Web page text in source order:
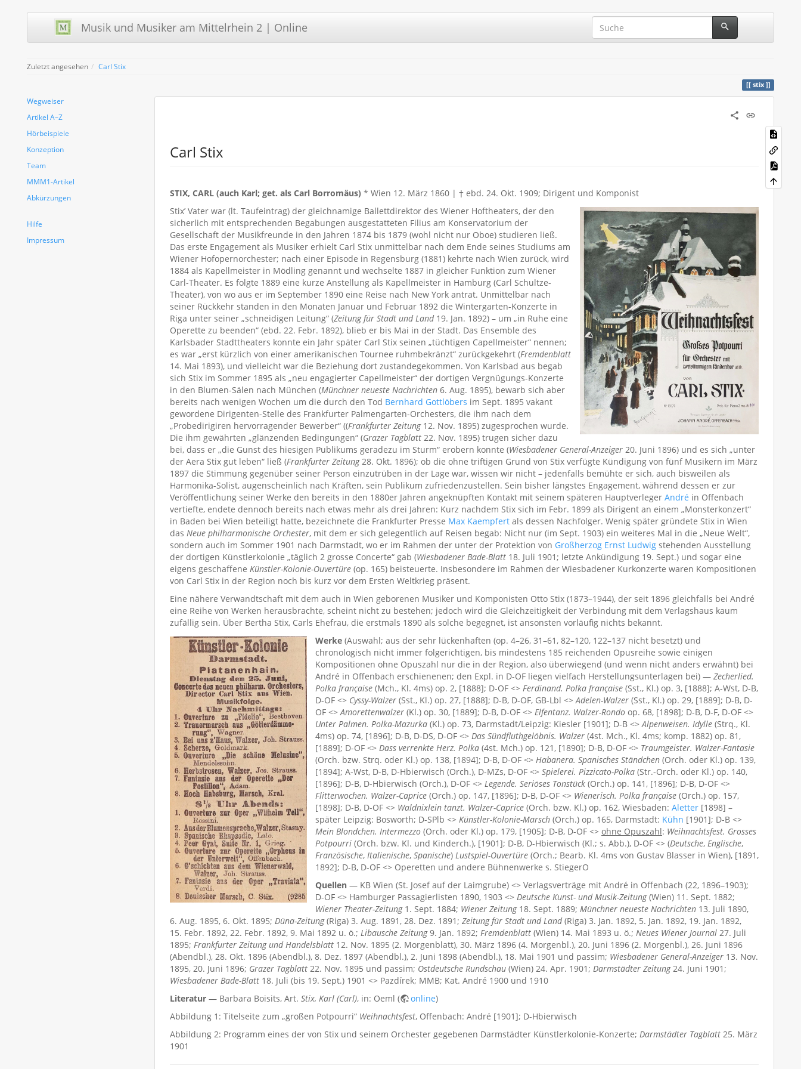
Musik und Musiker am Mittelrhein 2 | Online
Zuletzt angesehen Carl Stix
stix
Wegweiser
Artikel A–Z
Hörbeispiele
Konzeption
Team
MMM1-Artikel
Abkürzungen
Hilfe
Impressum
Carl Stix
STIX, CARL (auch Karl; get. als Carl Borromäus) * Wien 12. März 1860 | † ebd. 24. Okt. 1909; Dirigent und Komponist
Stix’ Vater war (lt. Taufeintrag) der gleichnamige Ballettdirektor des Wiener Hoftheaters, der den
sicherlich mit entsprechenden Begabungen ausgestatteten Filius am Konservatorium der
Gesellschaft der Musikfreunde in den Jahren 1874 bis 1879 (wohl nicht nur Oboe) studieren ließ.
Das erste Engagement als Musiker erhielt Carl Stix unmittelbar nach dem Ende seines Studiums am
Wiener Hofopernorchester; nach einer Episode in Regensburg (1881) kehrte nach Wien zurück, wird
1884 als Kapellmeister in Mödling genannt und wechselte 1887 in gleicher Funktion zum Wiener
Carl-Theater. Es folgte 1889 eine kurze Anstellung als Kapellmeister in Hamburg (Carl Schultze-
Theater), von wo aus er im September 1890 eine Reise nach New York antrat. Unmittelbar nach
seiner Rückkehr standen in den Monaten Januar und Februar 1892 die Wintergarten-Konzerte in
Riga unter seiner „schneidigen Leitung“ (Zeitung für Stadt und Land19. Jan. 1892) – um „in Ruhe eine
Operette zu beenden“ (ebd. 22. Febr. 1892), blieb er bis Mai in der Stadt. Das Ensemble des
Karlsbader Stadttheaters konnte ein Jahr später Carl Stix seinen „tüchtigen Capellmeister“ nennen;
es war „erst kürzlich von einer amerikanischen Tournee ruhmbekränzt“ zurückgekehrt (Fremdenblatt
14. Mai 1893), und vielleicht war die Beziehung dort zustandegekommen. Von Karlsbad aus begab
sich Stix im Sommer 1895 als „neu engagierter Capellmeister“ der dortigen Vergnügungs-Konzerte
in den Blumen-Sälen nach München (Münchner neueste Nachrichten 6. Aug. 1895), bewarb sich aber
bereits nach wenigen Wochen um die durch den Tod Bernhard Gottlöbers im Sept. 1895 vakant
gewordene Dirigenten-Stelle des Frankfurter Palmengarten-Orchesters, die ihm nach dem
„Probedirigiren hervorragender Bewerber“ ((Frankfurter Zeitung12. Nov. 1895) zugesprochen wurde.
Die ihm gewährten „glänzenden Bedingungen“ (Grazer Tagblatt 22. Nov. 1895) trugen sicher dazu
bei, dass er „die Gunst des hiesigen Publikums geradezu im Sturm“ erobern konnte (Wiesbadener General-Anzeiger 20. Juni 1896) und es sich „unter
der Aera Stix gut leben“ ließ (Frankfurter Zeitung28. Okt. 1896); ob die ohne triftigen Grund von Stix verfügte Kündigung von fünf Musikern im März
1897 die Stimmung gegenüber seiner Person einzutrüben in der Lage war, wissen wir nicht – jedenfalls bemühte er sich, auch bisweilen als
Harmonika-Solist, augenscheinlich nach Kräften, sein Publikum zufriedenzustellen. Sein bisher längstes Engagement, während dessen er zur
Veröffentlichung seiner Werke den bereits in den 1880er Jahren angeknüpften Kontakt mit seinem späteren Hauptverleger André in Offenbach
vertiefte, endete dennoch bereits nach etwas mehr als drei Jahren: Kurz nachdem Stix sich im Febr. 1899 als Dirigent an einem „Monsterkonzert“
in Baden bei Wien beteiligt hatte, bezeichnete die Frankfurter Presse Max Kaempfert als dessen Nachfolger. Wenig später gründete Stix in Wien
das Neue philharmonische Orchester, mit dem er sich gelegentlich auf Reisen begab: Nicht nur (im Sept. 1903) ein weiteres Mal in die „Neue Welt“,
sondern auch im Sommer 1901 nach Darmstadt, wo er im Rahmen der unter der Protektion von Großherzog Ernst Ludwig stehenden Ausstellung
der dortigen Künstlerkolonie „täglich 2 grosse Concerte“ gab (Wiesbadener Bade-Blatt 18. Juli 1901; letzte Ankündigung 19. Sept.) und sogar eine
eigens geschaffene Künstler-Kolonie-Ouvertüre (op. 165) beisteuerte. Insbesondere im Rahmen der Wiesbadener Kurkonzerte waren Kompositionen
von Carl Stix in der Region noch bis kurz vor dem Ersten Weltkrieg präsent.
Eine nähere Verwandtschaft mit dem auch in Wien geborenen Musiker und Komponisten Otto Stix (1873–1944), der seit 1896 gleichfalls bei André
eine Reihe von Werken herausbrachte, scheint nicht zu bestehen; jedoch wird die Gleichzeitigkeit der Verbindung mit dem Verlagshaus kaum
zufällig sein. Über Bertha Stix, Carls Ehefrau, die erstmals 1890 als solche begegnet, ist ansonsten vorläufig nichts bekannt.
Werke (Auswahl; aus der sehr lückenhaften (op. 4–26, 31–61, 82–120, 122–137 nicht besetzt) und
chronologisch nicht immer folgerichtigen, bis mindestens 185 reichenden Opusreihe sowie einigen
Kompositionen ohne Opuszahl nur die in der Region, also überwiegend (und wenn nicht anders erwähnt) bei
André in Offenbach erschienenen; den Expl. in D-OF liegen vielfach Herstellungsunterlagen bei) — Zecherlied.
Polka française (Mch., Kl. 4ms) op. 2, [1888]; D-OF <> Ferdinand. Polka française (Sst., Kl.) op. 3, [1888]; A-Wst, D-B,
D-OF <> Cyssy-Walzer (Sst., Kl.) op. 27, [1888]; D-B, D-OF, GB-Lbl <>Adelen-Walzer (Sst., Kl.) op. 29, [1889]; D-B, D-
OF <>Amorettenwalzer (Kl.) op. 30, [1889]; D-B, D-OF <> Elfentanz. Walzer-Rondo op. 68, [1898]; D-B, D-F, D-OF <>
Unter Palmen. Polka-Mazurka (Kl.) op. 73, Darmstadt/Leipzig: Kiesler [1901]; D-B <>Alpenweisen. Idylle (Strq., Kl.
4ms) op. 74, [1896]; D-B, D-DS, D-OF <> Das Sündfluthgelöbnis. Walzer (4st. Mch., Kl. 4ms; komp. 1882) op. 81,
[1889]; D-OF <> Dass verrenkte Herz. Polka (4st. Mch.) op. 121, [1890]; D-B, D-OF <> Traumgeister. Walzer-Fantasie
(Orch. bzw. Strq. oder Kl.) op. 138, [1894]; D-B, D-OF <> Habanera. Spanisches Ständchen (Orch. oder Kl.) op. 139,
[1894]; A-Wst, D-B, D-Hbierwisch (Orch.), D-MZs, D-OF <> Spielerei. Pizzicato-Polka (Str.-Orch. oder Kl.) op. 140,
[1896]; D-B, D-Hbierwisch (Orch.), D-OF <> Legende. Seriöses Tonstück (Orch.) op. 141, [1896]; D-B, D-OF <>
Flitterwochen. Walzer-Caprice (Orch.) op. 147, [1896]; D-B, D-OF <> Wienerisch. Polka française (Orch.) op. 157,
[1898]; D-B, D-OF <> Waldnixlein tanzt. Walzer-Caprice (Orch. bzw. Kl.) op. 162, Wiesbaden: Aletter [1898] –
später Leipzig: Bosworth; D-SPlb <> Künstler-Kolonie-Marsch (Orch.) op. 165, Darmstadt: Kühn [1901]; D-B <>
Mein Blondchen. Intermezzo (Orch. oder Kl.) op. 179, [1905]; D-B, D-OF <> ohne Opuszahl: Weihnachtsfest. Grosses
Potpourri (Orch. bzw. Kl. und Kinderch.), [1901]; D-B, D-Hbierwisch (Kl.; s. Abb.), D-OF <> (Deutsche, Englische,
Französische, Italienische, Spanische) Lustspiel-Ouvertüre (Orch.; Bearb. Kl. 4ms von Gustav Blasser in Wien), [1891,
1892]; D-B, D-OF <> Operetten und andere Bühnenwerke s. StiegerO
Quellen — KB Wien (St. Josef auf der Laimgrube) <> Verlagsverträge mit André in Offenbach (22, 1896–1903);
D-OF <> Hamburger Passagierlisten 1890, 1903 <> Deutsche Kunst- und Musik-Zeitung(Wien) 11. Sept. 1882;
Wiener Theater-Zeitung1. Sept. 1884; Wiener Zeitung18. Sept. 1889; Münchner neueste Nachrichten 13. Juli 1890,
6. Aug. 1895, 6. Okt. 1895; Düna-Zeitung(Riga) 3. Aug. 1891, 28. Dez. 1891; Zeitung für Stadt und Land(Riga) 3. Jan. 1892, 5. Jan. 1892, 19. Jan. 1892,
15. Febr. 1892, 22. Febr. 1892, 9. Mai 1892 u. ö.; Libausche Zeitung9. Jan. 1892; Fremdenblatt (Wien) 14. Mai 1893 u. ö.; Neues Wiener Journal 27. Juli
1895; Frankfurter Zeitung und Handelsblatt 12. Nov. 1895 (2. Morgenblatt), 30. März 1896 (4. Morgenbl.), 20. Juni 1896 (2. Morgenbl.), 26. Juni 1896
(Abendbl.), 28. Okt. 1896 (Abendbl.), 8. Dez. 1897 (Abendbl.), 2. Juni 1898 (Abendbl.), 18. Mai 1901 und passim; Wiesbadener General-Anzeiger 13. Nov.
1895, 20. Juni 1896; Grazer Tagblatt 22. Nov. 1895 und passim; Ostdeutsche Rundschau (Wien) 24. Apr. 1901; Darmstädter Zeitung24. Juni 1901;
Wiesbadener Bade-Blatt 18. Juli (bis 19. Sept.) 1901 <> Pazdírek; MMB; Kat. André 1900 und 1910
Literatur — Barbara Boisits, Art. Stix, Karl (Carl), in: Oeml ( online)
Abbildung 1: Titelseite zum „großen Potpourri“ Weihnachtsfest, Offenbach: André [1901]; D-Hbierwisch
Abbildung 2: Programm eines der von Stix und seinem Orchester gegebenen Darmstädter Künstlerkolonie-Konzerte; Darmstädter Tagblatt 25. März
1901